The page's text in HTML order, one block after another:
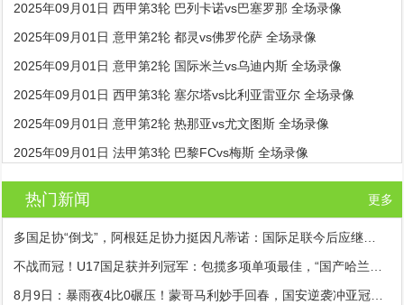
2025年09月01日 西甲第3轮 巴列卡诺vs巴塞罗那 全场录像
2025年09月01日 意甲第2轮 都灵vs佛罗伦萨 全场录像
2025年09月01日 意甲第2轮 国际米兰vs乌迪内斯 全场录像
2025年09月01日 西甲第3轮 塞尔塔vs比利亚雷亚尔 全场录像
2025年09月01日 意甲第2轮 热那亚vs尤文图斯 全场录像
2025年09月01日 法甲第3轮 巴黎FCvs梅斯 全场录像
热门新闻 更多